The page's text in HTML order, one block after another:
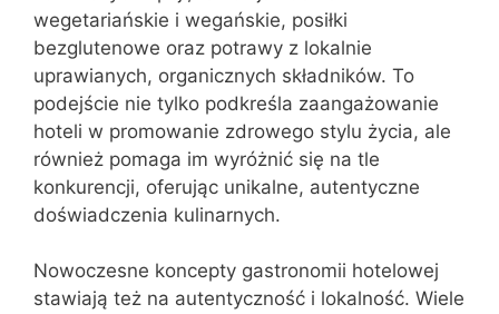
wegetariańskie i wegańskie, posiłki
bezglutenowe oraz potrawy z lokalnie
uprawianych, organicznych składników. To
podejście nie tylko podkreśla zaangażowanie
hoteli w promowanie zdrowego stylu życia, ale
również pomaga im wyróżnić się na tle
konkurencji, oferując unikalne, autentyczne
doświadczenia kulinarnych.
Nowoczesne koncepty gastronomii hotelowej
stawiają też na autentyczność i lokalność. Wiele